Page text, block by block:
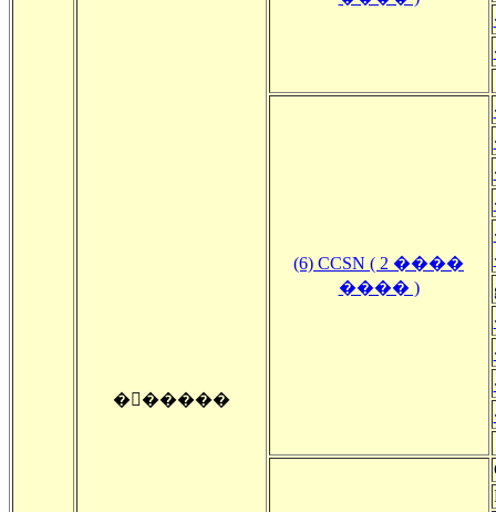
�󽺺�����
(6) CCSN ( 2 ����
���� )